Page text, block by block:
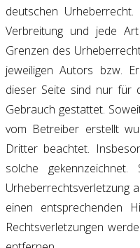
deutschen Urheberrecht.
Verbreitung und jede
Grenzen des
jeweiligen Autors bzw.
dieser Seite sind nur für
Gebrauch gestattet.
vom Betreiber erstellt
Dritter beachtet.
solche
Urheberrechtsverletzung
einen entsprechenden
Rechtsverletzungen